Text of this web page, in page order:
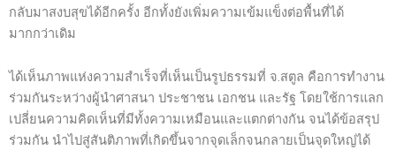
กลับมาสงบสุขได้อีกครั้ง อีกทั้งยังเพิ่มความเข้มแข็งต่อพื้นที่ได้
มากกว่าเดิม
ได้เห็นภาพแห่งความสำเร็จที่เห็นเป็นรูปธรรมที่ จ.สตูล คือการทำงาน
ร่วมกันระหว่างผู้นำศาสนา ประชาชน เอกชน และรัฐ โดยใช้การแลก
เปลี่ยนความคิดเห็นที่มีทั้งความเหมือนและแตกต่างกัน จนได้ข้อสรุป
ร่วมกัน นำไปสู่สันติภาพที่เกิดขึ้นจากจุดเล็กจนกลายเป็นจุดใหญ่ได้